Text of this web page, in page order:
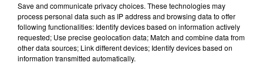
Afficher l'élément
Save and communicate privacy choices. These technologies may
process personal data such as IP address and browsing data to offer
following functionalities: Identify devices based on information actively
requested; Use precise geolocation data; Match and combine data from
other data sources; Link different devices; Identify devices based on
information transmitted automatically.